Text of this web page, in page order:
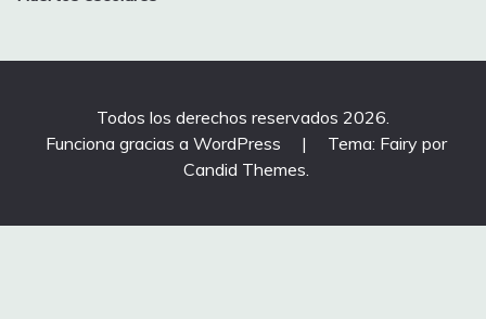
de
entradas
Todos los derechos reservados 2026.
Funciona gracias a WordPress
|
Tema: Fairy por
Candid Themes